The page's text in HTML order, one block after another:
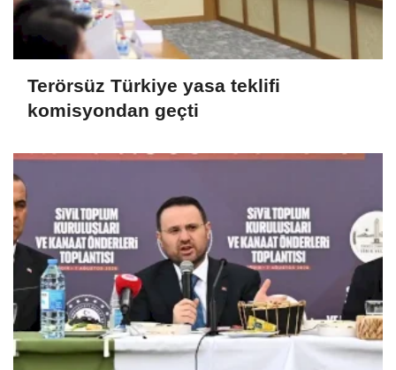
Terörsüz Türkiye yasa teklifi
komisyondan geçti